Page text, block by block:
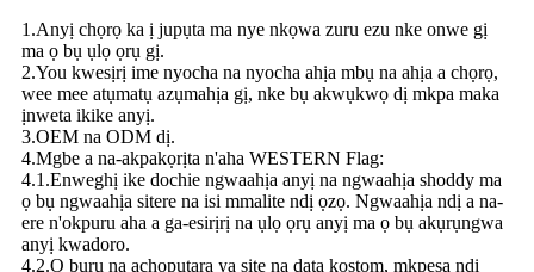
1.Anyị chọrọ ka ị jupụta ma nye nkọwa zuru ezu nke onwe gị
ma ọ bụ ụlọ ọrụ gị.
2.You kwesịrị ime nyocha na nyocha ahịa mbụ na ahịa a chọrọ,
wee mee atụmatụ azụmahịa gị, nke bụ akwụkwọ dị mkpa maka
ịnweta ikike anyị.
3.OEM na ODM dị.
4.Mgbe a na-akpakọrịta n'aha WESTERN Flag:
4.1.Enweghị ike dochie ngwaahịa anyị na ngwaahịa shoddy ma
ọ bụ ngwaahịa sitere na isi mmalite ndị ọzọ. Ngwaahịa ndị a na-
ere n'okpuru aha a ga-esirịrị na ụlọ ọrụ anyị ma ọ bụ akụrụngwa
anyị kwadoro.
4.2.Ọ bụrụ na achọpụtara ya site na data kọstọm, mkpesa ndị